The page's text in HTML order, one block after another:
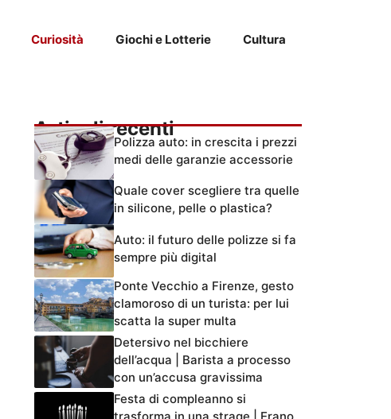
Curiosità Giochi e Lotterie Cultura
Articoli recenti
Polizza auto: in crescita i prezzi
medi delle garanzie accessorie
Quale cover scegliere tra quelle
in silicone, pelle o plastica?
Auto: il futuro delle polizze si fa
sempre più digital
Ponte Vecchio a Firenze, gesto
clamoroso di un turista: per lui
scatta la super multa
Detersivo nel bicchiere
dell’acqua | Barista a processo
con un’accusa gravissima
Festa di compleanno si
trasforma in una strage | Erano